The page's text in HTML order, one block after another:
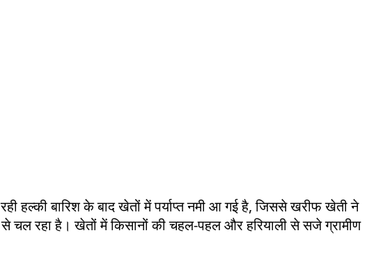
हल्की बारिश के बाद खेतों में पर्याप्त नमी आ गई है, जिससे खरीफ खेती ने
चल रहा है। खेतों में किसानों की चहल-पहल और हरियाली से सजे ग्रामीण